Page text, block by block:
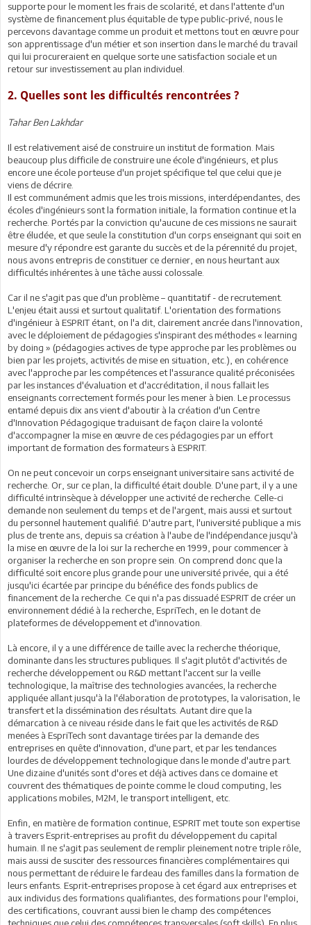
supporte pour le moment les frais de scolarité, et dans l'attente d'un
système de financement plus équitable de type public-privé, nous le
percevons davantage comme un produit et mettons tout en œuvre pour
son apprentissage d'un métier et son insertion dans le marché du travail
qui lui procureraient en quelque sorte une satisfaction sociale et un
retour sur investissement au plan individuel.
2. Quelles sont les difficultés rencontrées ?
Tahar Ben Lakhdar
Il est relativement aisé de construire un institut de formation. Mais
beaucoup plus difficile de construire une école d'ingénieurs, et plus
encore une école porteuse d'un projet spécifique tel que celui que je
viens de décrire.
Il est communément admis que les trois missions, interdépendantes, des
écoles d'ingénieurs sont la formation initiale, la formation continue et la
recherche. Portés par la conviction qu'aucune de ces missions ne saurait
être éludée, et que seule la constitution d'un corps enseignant qui soit en
mesure d'y répondre est garante du succès et de la pérennité du projet,
nous avons entrepris de constituer ce dernier, en nous heurtant aux
difficultés inhérentes à une tâche aussi colossale.
Car il ne s'agit pas que d'un problème – quantitatif - de recrutement.
L'enjeu était aussi et surtout qualitatif. L'orientation des formations
d'ingénieur à ESPRIT étant, on l'a dit, clairement ancrée dans l'innovation,
avec le déploiement de pédagogies s'inspirant des méthodes « learning
by doing » (pédagogies actives de type approche par les problèmes ou
bien par les projets, activités de mise en situation, etc.), en cohérence
avec l'approche par les compétences et l'assurance qualité préconisées
par les instances d'évaluation et d'accréditation, il nous fallait les
enseignants correctement formés pour les mener à bien. Le processus
entamé depuis dix ans vient d'aboutir à la création d'un Centre
d'Innovation Pédagogique traduisant de façon claire la volonté
d'accompagner la mise en œuvre de ces pédagogies par un effort
important de formation des formateurs à ESPRIT.
On ne peut concevoir un corps enseignant universitaire sans activité de
recherche. Or, sur ce plan, la difficulté était double. D'une part, il y a une
difficulté intrinsèque à développer une activité de recherche. Celle-ci
demande non seulement du temps et de l'argent, mais aussi et surtout
du personnel hautement qualifié. D'autre part, l'université publique a mis
plus de trente ans, depuis sa création à l'aube de l'indépendance jusqu'à
la mise en œuvre de la loi sur la recherche en 1999, pour commencer à
organiser la recherche en son propre sein. On comprend donc que la
difficulté soit encore plus grande pour une université privée, qui a été
jusqu'ici écartée par principe du bénéfice des fonds publics de
financement de la recherche. Ce qui n'a pas dissuadé ESPRIT de créer un
environnement dédié à la recherche, EspriTech, en le dotant de
plateformes de développement et d'innovation.
Là encore, il y a une différence de taille avec la recherche théorique,
dominante dans les structures publiques. Il s'agit plutôt d'activités de
recherche développement ou R&D mettant l'accent sur la veille
technologique, la maîtrise des technologies avancées, la recherche
appliquée allant jusqu'à la l'élaboration de prototypes, la valorisation, le
transfert et la dissémination des résultats. Autant dire que la
démarcation à ce niveau réside dans le fait que les activités de R&D
menées à EspriTech sont davantage tirées par la demande des
entreprises en quête d'innovation, d'une part, et par les tendances
lourdes de développement technologique dans le monde d'autre part.
Une dizaine d'unités sont d'ores et déjà actives dans ce domaine et
couvrent des thématiques de pointe comme le cloud computing, les
applications mobiles, M2M, le transport intelligent, etc.
Enfin, en matière de formation continue, ESPRIT met toute son expertise
à travers Esprit-entreprises au profit du développement du capital
humain. Il ne s'agit pas seulement de remplir pleinement notre triple rôle,
mais aussi de susciter des ressources financières complémentaires qui
nous permettant de réduire le fardeau des familles dans la formation de
leurs enfants. Esprit-entreprises propose à cet égard aux entreprises et
aux individus des formations qualifiantes, des formations pour l'emploi,
des certifications, couvrant aussi bien le champ des compétences